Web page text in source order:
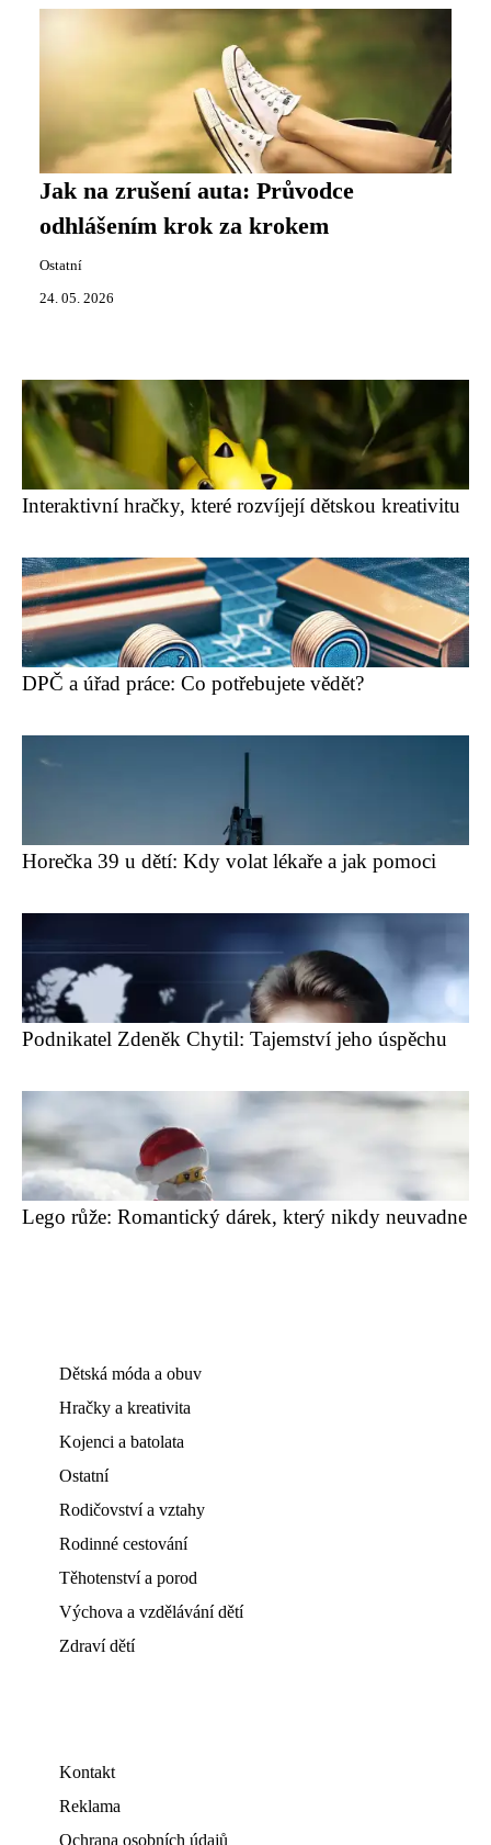
Jak na zrušení auta: Průvodce
odhlášením krok za krokem
Ostatní
24. 05. 2026
Interaktivní hračky, které rozvíjejí dětskou kreativitu
DPČ a úřad práce: Co potřebujete vědět?
Horečka 39 u dětí: Kdy volat lékaře a jak pomoci
Podnikatel Zdeněk Chytil: Tajemství jeho úspěchu
Lego růže: Romantický dárek, který nikdy neuvadne
Dětská móda a obuv
Hračky a kreativita
Kojenci a batolata
Ostatní
Rodičovství a vztahy
Rodinné cestování
Těhotenství a porod
Výchova a vzdělávání dětí
Zdraví dětí
Kontakt
Reklama
Ochrana osobních údajů